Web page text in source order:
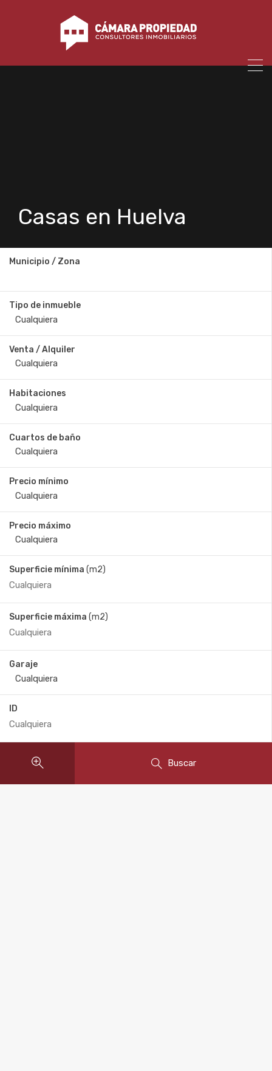
Casas en Huelva
Municipio / Zona
Tipo de inmueble
Venta / Alquiler
Habitaciones
Cuartos de baño
Precio mínimo
Precio máximo
Superficie mínima (m2)
Superficie máxima (m2)
Garaje
ID
Buscar